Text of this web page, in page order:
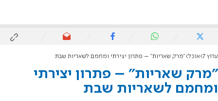
ערוץ 7 אוכל "מרק שאריות" – פתרון יצירתי ומחמם לשאריות שבת
"מרק שאריות" – פתרון יצירתי
ומחמם לשאריות שבת